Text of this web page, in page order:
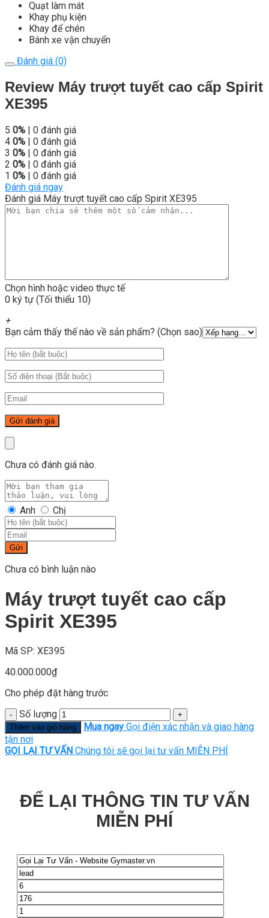
Quạt làm mát
Khay phụ kiện
Khay để chén
Bánh xe vận chuyển
Đánh giá (0)
Review Máy trượt tuyết cao cấp Spirit
XE395
5 0% | 0 đánh giá
4 0% | 0 đánh giá
3 0% | 0 đánh giá
2 0% | 0 đánh giá
1 0% | 0 đánh giá
Đánh giá ngay
Đánh giá Máy trượt tuyết cao cấp Spirit XE395
Chọn hình hoặc video thực tế
0 ký tự (Tối thiểu 10)
+
Bạn cảm thấy thế nào về sản phẩm? (Chọn sao)
Chưa có đánh giá nào.
Anh Chị
Gửi
Chưa có bình luận nào
Máy trượt tuyết cao cấp
Spirit XE395
Mã SP: XE395
40.000.000₫
Cho phép đặt hàng trước
Số lượng
Thêm vào giỏ hàng Mua ngay Gọi điện xác nhận và giao hàng
tận nơi
GỌI LẠI TƯ VẤN Chúng tôi sẽ gọi lại tư vấn MIỄN PHÍ
ĐỂ LẠI THÔNG TIN TƯ VẤN
MIỄN PHÍ